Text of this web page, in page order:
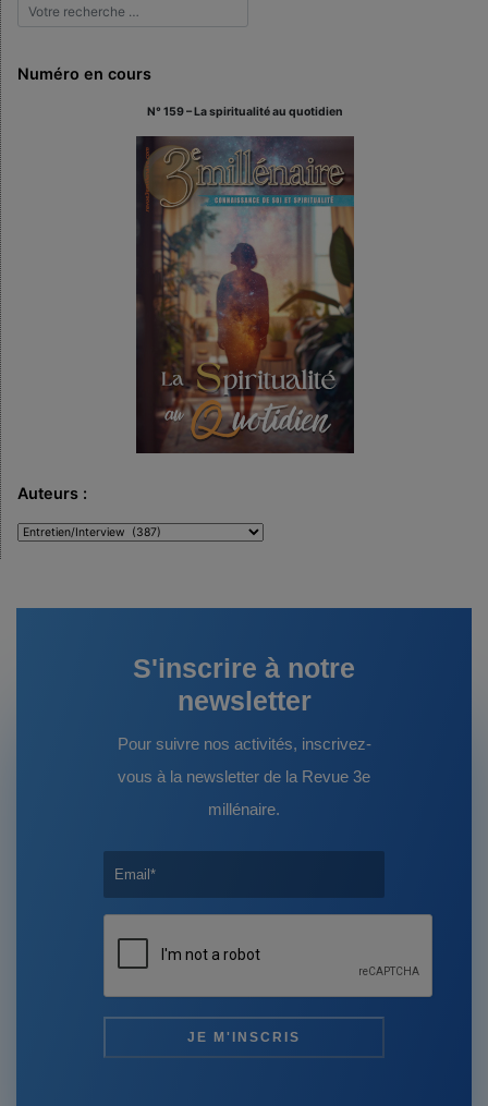
Numéro en cours
N° 159 – La spiritualité au quotidien
Auteurs :
Auteurs
S'inscrire à notre
newsletter
Pour suivre nos activités, inscrivez-
vous à la newsletter de la Revue 3e
millénaire.